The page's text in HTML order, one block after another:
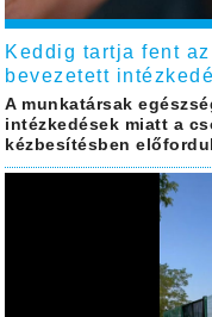
Keddig tartja fent
bevezetett
A munkatársak
intézkedések miatt a
kézbesítésben